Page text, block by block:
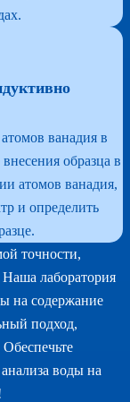
ванадия в
образца в
атомов ванадия,
и определить
точности,
Наша лаборатория
на содержание
подход,
воды на